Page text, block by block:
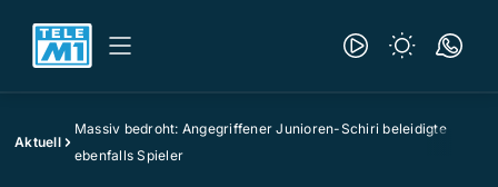
Aktuell
Massiv bedroht: Angegriffener Junioren-Schiri beleidigte
ebenfalls Spieler